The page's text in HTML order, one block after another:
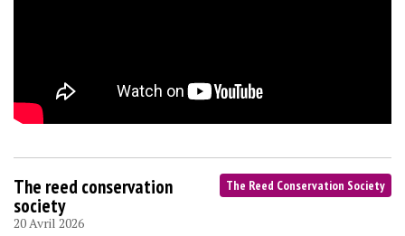
The Reed Conservation Society
The reed conservation
society
20 Avril 2026